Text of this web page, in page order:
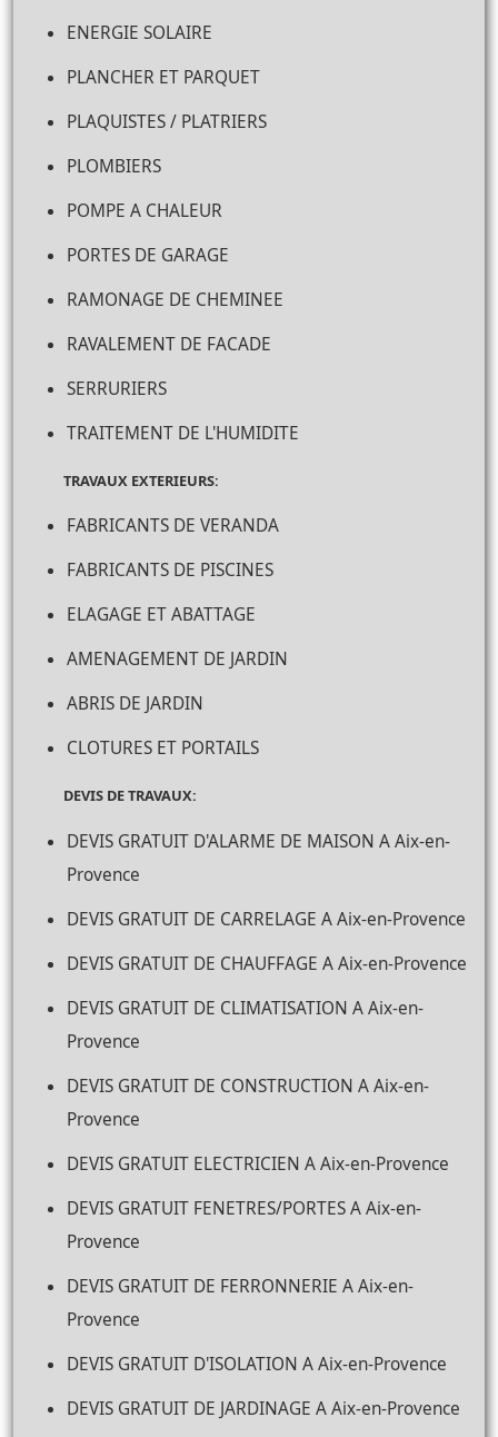
ENERGIE SOLAIRE
PLANCHER ET PARQUET
PLAQUISTES / PLATRIERS
PLOMBIERS
POMPE A CHALEUR
PORTES DE GARAGE
RAMONAGE DE CHEMINEE
RAVALEMENT DE FACADE
SERRURIERS
TRAITEMENT DE L'HUMIDITE
TRAVAUX EXTERIEURS:
FABRICANTS DE VERANDA
FABRICANTS DE PISCINES
ELAGAGE ET ABATTAGE
AMENAGEMENT DE JARDIN
ABRIS DE JARDIN
CLOTURES ET PORTAILS
DEVIS DE TRAVAUX:
DEVIS GRATUIT D'ALARME DE MAISON A Aix-en-
Provence
DEVIS GRATUIT DE CARRELAGE A Aix-en-Provence
DEVIS GRATUIT DE CHAUFFAGE A Aix-en-Provence
DEVIS GRATUIT DE CLIMATISATION A Aix-en-
Provence
DEVIS GRATUIT DE CONSTRUCTION A Aix-en-
Provence
DEVIS GRATUIT ELECTRICIEN A Aix-en-Provence
DEVIS GRATUIT FENETRES/PORTES A Aix-en-
Provence
DEVIS GRATUIT DE FERRONNERIE A Aix-en-
Provence
DEVIS GRATUIT D'ISOLATION A Aix-en-Provence
DEVIS GRATUIT DE JARDINAGE A Aix-en-Provence